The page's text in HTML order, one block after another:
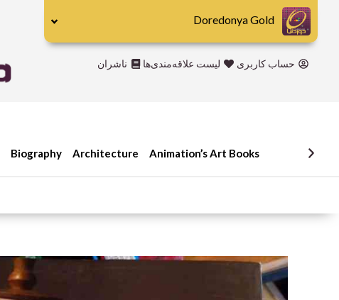
محتوا
حساب کاربری لیست علاقه‌مندی‌ها ناشران
Animation’s Art Books
Architecture
Biography